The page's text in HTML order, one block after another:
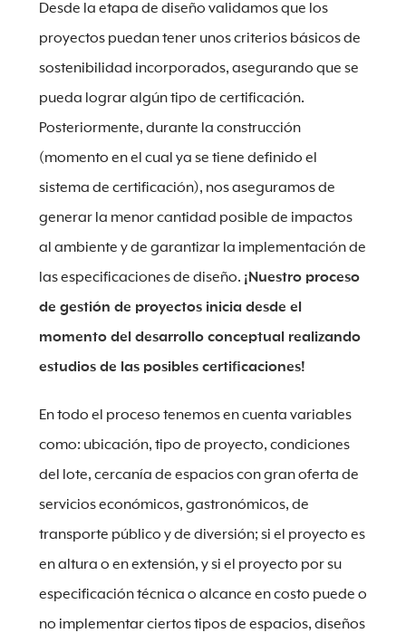
Desde la etapa de diseño validamos que los
proyectos puedan tener unos criterios básicos de
sostenibilidad incorporados, asegurando que se
pueda lograr algún tipo de certificación.
Posteriormente, durante la construcción
(momento en el cual ya se tiene definido el
sistema de certificación), nos aseguramos de
generar la menor cantidad posible de impactos
al ambiente y de garantizar la implementación de
las especificaciones de diseño. ¡Nuestro proceso
de gestión de proyectos inicia desde el
momento del desarrollo conceptual realizando
estudios de las posibles certificaciones!
En todo el proceso tenemos en cuenta variables
como: ubicación, tipo de proyecto, condiciones
del lote, cercanía de espacios con gran oferta de
servicios económicos, gastronómicos, de
transporte público y de diversión; si el proyecto es
en altura o en extensión, y si el proyecto por su
especificación técnica o alcance en costo puede o
no implementar ciertos tipos de espacios, diseños